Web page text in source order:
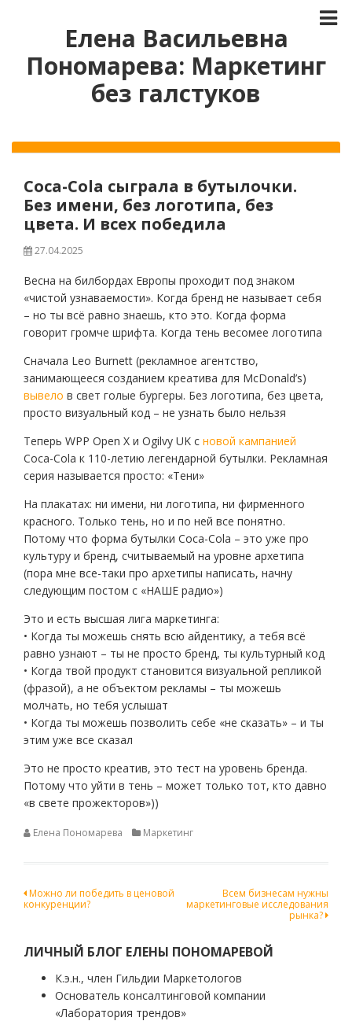
Елена Васильевна
Пономарева: Маркетинг
без галстуков
Coca-Cola сыграла в бутылочки.
Без имени, без логотипа, без
цвета. И всех победила
27.04.2025
Весна на билбордах Европы проходит под знаком
«чистой узнаваемости». Когда бренд не называет себя
– но ты всё равно знаешь, кто это. Когда форма
говорит громче шрифта. Когда тень весомее логотипа
Сначала Leo Burnett (рекламное агентство,
занимающееся созданием креатива для McDonald’s)
вывело в свет голые бургеры. Без логотипа, без цвета,
просто визуальный код – не узнать было нельзя
Теперь WPP Open X и Ogilvy UK с новой кампанией
Coca-Cola к 110-летию легендарной бутылки. Рекламная
серия называется просто: «Тени»
На плакатах: ни имени, ни логотипа, ни фирменного
красного. Только тень, но и по ней все понятно.
Потому что форма бутылки Coca-Cola – это уже про
культуру и бренд, считываемый на уровне архетипа
(пора мне все-таки про архетипы написать, начну
следующим постом с «НАШЕ радио»)
Это и есть высшая лига маркетинга:
• Когда ты можешь снять всю айдентику, а тебя всё
равно узнают – ты не просто бренд, ты культурный код
• Когда твой продукт становится визуальной репликой
(фразой), а не объектом рекламы – ты можешь
молчать, но тебя услышат
• Когда ты можешь позволить себе «не сказать» – и ты
этим уже все сказал
Это не просто креатив, это тест на уровень бренда.
Потому что уйти в тень – может только тот, кто давно
«в свете прожекторов»))
Елена Пономарева Маркетинг
Навигация
записям
Можно ли победить в ценовой
конкуренции?
Всем бизнесам нужны
маркетинговые исследования
рынка?
ЛИЧНЫЙ БЛОГ ЕЛЕНЫ ПОНОМАРЕВОЙ
К.э.н., член Гильдии Маркетологов
Основатель консалтинговой компании
«Лаборатория трендов»